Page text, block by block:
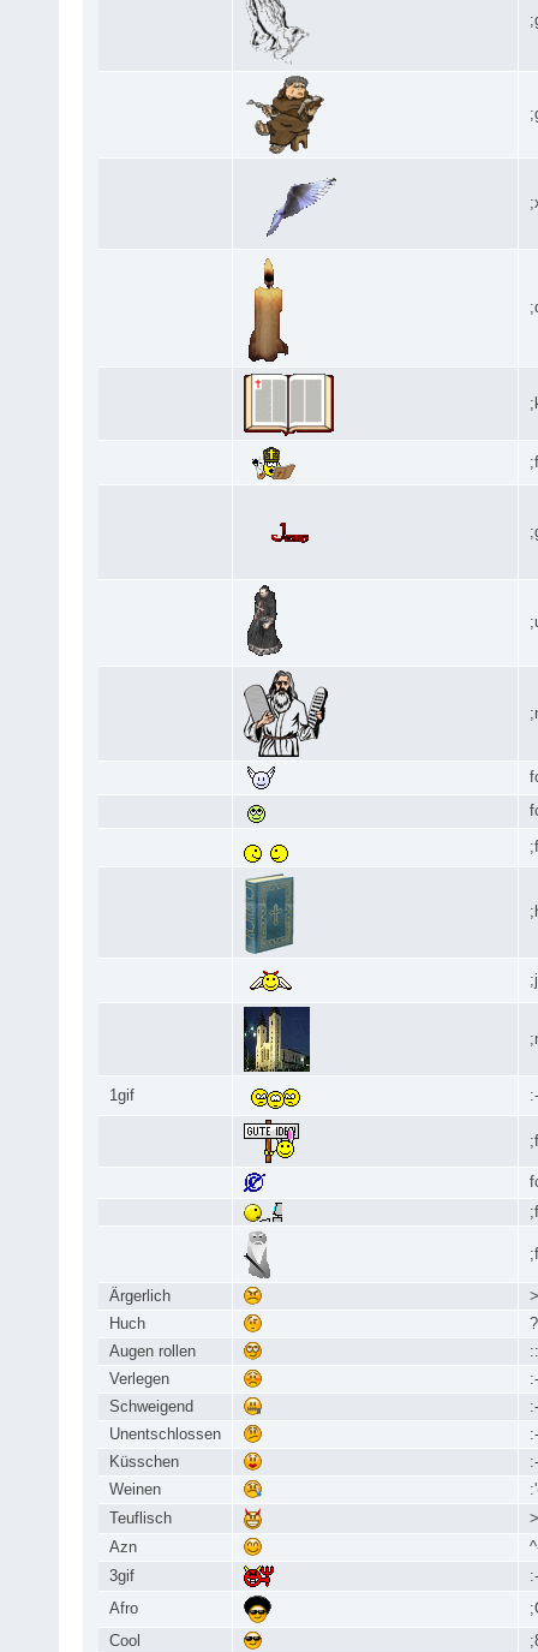
1gif
Ärgerlich
Huch
Augen rollen
Verlegen
Schweigend
Unentschlossen
Küsschen
Weinen
Teuflisch
Azn
3gif
Afro
Cool